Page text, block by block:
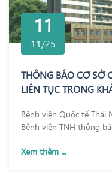
11
11/25
THÔNG BÁO CƠ SỞ
LIÊN TỤC TRONG
Bệnh viện Quốc tế Thái
Bệnh viện TNH thông
Xem thêm ...